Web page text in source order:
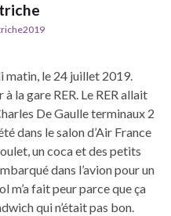
matin, le 24 juillet 2019.
la gare RER. Le RER allait
De Gaulle terminaux 2
dans le salon d’Air France
un coca et des petits
dans l’avion pour un
m’a fait peur parce que ça
qui n’était pas bon.